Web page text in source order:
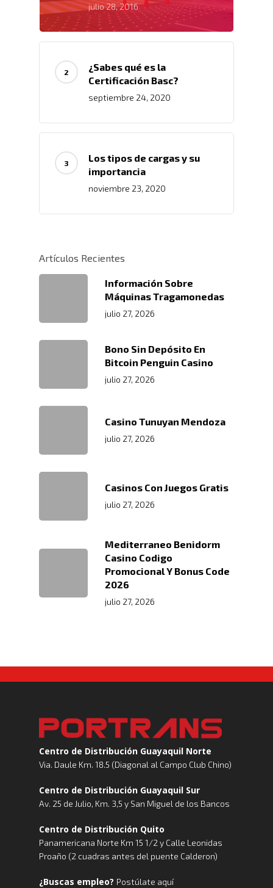
julio 28, 2016
¿Sabes qué es la
Certificación Basc?
septiembre 24, 2020
Los tipos de cargas y su
importancia
noviembre 23, 2020
Artículos Recientes
Información Sobre
Máquinas Tragamonedas
julio 27, 2026
Bono Sin Depósito En
Bitcoin Penguin Casino
julio 27, 2026
Casino Tunuyan Mendoza
julio 27, 2026
Casinos Con Juegos Gratis
julio 27, 2026
Mediterraneo Benidorm
Casino Codigo
Promocional Y Bonus Code
2026
julio 27, 2026
Centro de Distribución Guayaquil Norte
Via. Daule Km. 18.5 (Diagonal al Campo Club Chino)
Centro de Distribución Guayaquil Sur
Av. 25 de Julio, Km. 3,5 y San Miguel de los Bancos
Centro de Distribución Quito
Panamericana Norte Km 15 1/2 y Calle Leonidas
Proaño (2 cuadras antes del puente Calderon)
¿Buscas empleo? Postúlate aquí
Acondicionamiento De
Productos
Distribución De
Depósito Comercial
Distribución
Servicio En
LMS
Links De
Proveedores
Trabaja Con
Nosotros